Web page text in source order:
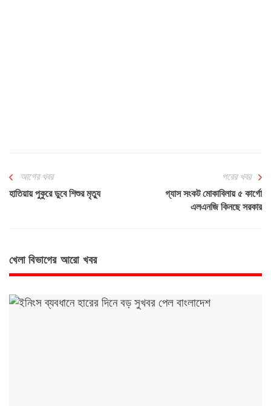
আগের খবর
হাতিয়ায় পুকুরে ডুবে শিশুর মৃত্যু
পরের খবর
গ্যাস সংকট মোকাবিলায় ৫ কার্গো
এলএনজি কিনছে সরকার
খেলা বিভাগের আরো খবর